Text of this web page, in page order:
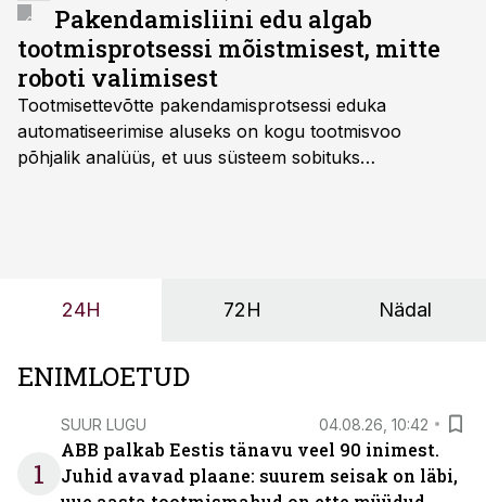
Pakendamisliini edu algab
tootmisprotsessi mõistmisest, mitte
roboti valimisest
Tootmisettevõtte pakendamisprotsessi eduka
automatiseerimise aluseks on kogu tootmisvoo
põhjalik analüüs, et uus süsteem sobituks
OÜ tegevjuht Sander Mitendorf.
24H 72H Nädal
ENIMLOETUD
1
SUUR LUGU 04.08.26, 10:42
ABB palkab Eestis tänavu veel 90 inimest.
Juhid avavad plaane: suurem seisak on läbi,